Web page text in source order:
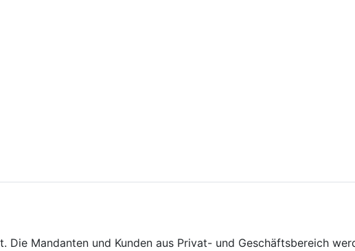
Mandanten und Kunden aus Privat- und Geschäftsbereich